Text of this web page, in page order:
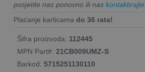
posjetite nas ponovno ili nas kontaktirajte
Plaćanje karticama do 36 rata!
Šifra proizvoda: 112445
MPN Part#: 21CB009UMZ-S
Barkod: 5715251130110